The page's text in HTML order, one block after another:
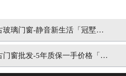
玻璃门窗-静音新生活「冠墅阳
门窗批发-5年质保一手价格「冠